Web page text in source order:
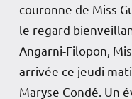
couronne de Miss
le regard
Angarni-Filopon,
arrivée ce jeudi
Maryse Condé. Un